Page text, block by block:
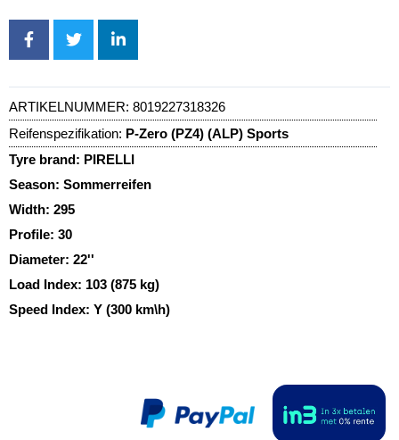
ARTIKELNUMMER: 8019227318326
Reifenspezifikation: P-Zero (PZ4) (ALP) Sports
Tyre brand: PIRELLI
Season: Sommerreifen
Width: 295
Profile: 30
Diameter: 22''
Load Index: 103 (875 kg)
Speed Index: Y (300 km\h)